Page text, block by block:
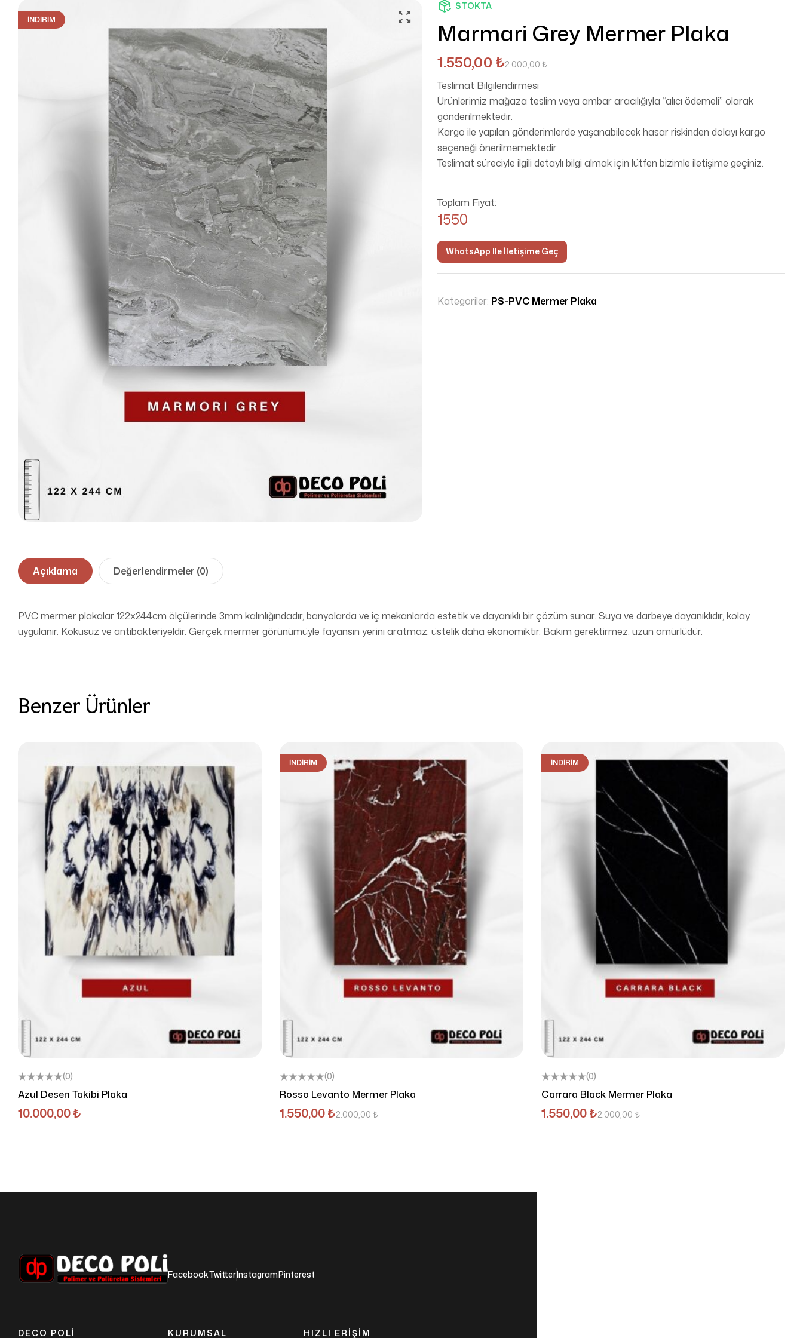
İNDIRIM
STOKTA
Marmari Grey Mermer Plaka
2.000,00₺
1.550,00 ₺
Teslimat Bilgilendirmesi
Ürünlerimiz mağaza teslim veya ambar aracılığıyla “alıcı ödemeli” olarak
gönderilmektedir.
Kargo ile yapılan gönderimlerde yaşanabilecek hasar riskinden dolayı kargo
seçeneği önerilmemektedir.
Teslimat süreciyle ilgili detaylı bilgi almak için lütfen bizimle iletişime geçiniz.
Toplam Fiyat:
1550
WhatsApp Ile İletişime Geç
Kategoriler: PS-PVC Mermer Plaka
Açıklama Değerlendirmeler (0)
PVC mermer plakalar 122x244cm ölçülerinde 3mm kalınlığındadır, banyolarda ve iç mekanlarda estetik ve dayanıklı bir çözüm sunar. Suya ve darbeye dayanıklıdır, kolay
uygulanır. Kokusuz ve antibakteriyeldir. Gerçek mermer görünümüyle fayansın yerini aratmaz, üstelik daha ekonomiktir. Bakım gerektirmez, uzun ömürlüdür.
Benzer Ürünler
(0)
Azul Desen Takibi Plaka
10.000,00₺
İNDIRIM
(0)
Rosso Levanto Mermer Plaka
2.000,00₺
1.550,00₺
İNDIRIM
(0)
Carrara Black Mermer Plaka
2.000,00₺
1.550,00₺
FacebookTwitterInstagramPinterest
DECO POLI KURUMSAL HIZLI ERIŞIM